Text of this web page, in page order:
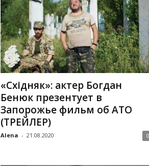
«Східняк»: актер Богдан
Бенюк презентует в
Запорожье фильм об АТО
(ТРЕЙЛЕР)
Alena - 21.08.2020 0